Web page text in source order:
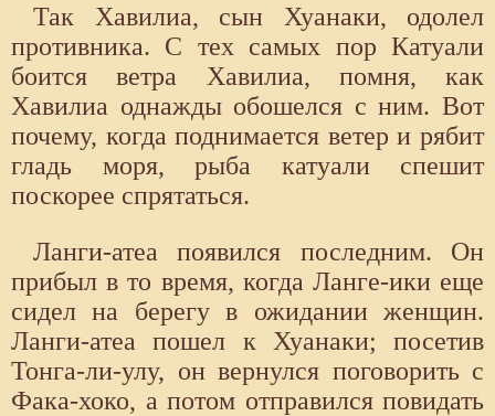
Так Хавилиа, сын Хуанаки, одолел
противника. С тех самых пор Катуали
боится ветра Хавилиа, помня, как
Хавилиа однажды обошелся с ним. Вот
почему, когда поднимается ветер и рябит
гладь моря, рыба катуали спешит
поскорее спрятаться.
Ланги-атеа появился последним. Он
прибыл в то время, когда Ланге-ики еще
сидел на берегу в ожидании женщин.
Ланги-атеа пошел к Хуанаки; посетив
Тонга-ли-улу, он вернулся поговорить с
Фака-хоко, а потом отправился повидать